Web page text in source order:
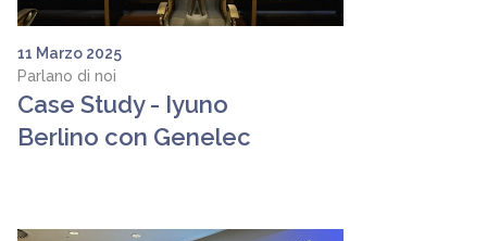
11 Marzo 2025
Parlano di noi
Case Study - Iyuno
Berlino con Genelec